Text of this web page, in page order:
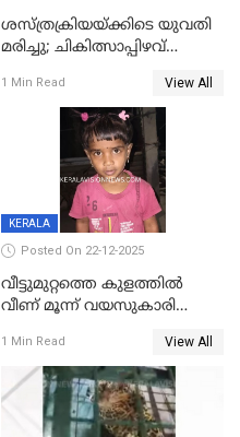
ശസ്ത്രക്രിയയ്‌ക്കിടെ യുവതി
മരിച്ചു; ചികിത്സാപ്പിഴവ്
സംഭവം മാവേലിക്കരയിൽ
1 Min Read View All
KERALA
Posted On 22-12-2025
വീട്ടുമുറ്റത്തെ കുളത്തിൽ
വീണ് മൂന്ന് വയസുകാരി
1 Min Read View All